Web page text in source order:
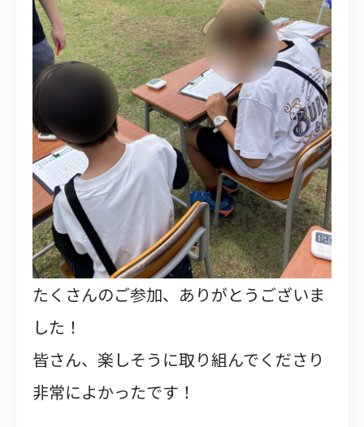
たくさんのご参加、ありがとうございま
した！
皆さん、楽しそうに取り組んでくださり
非常によかったです！